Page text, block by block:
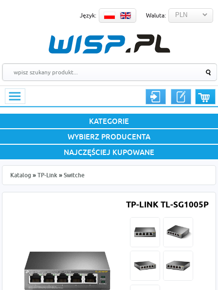
Język: Waluta:
KATEGORIE
WYBIERZ PRODUCENTA
NAJCZĘŚCIEJ KUPOWANE
Katalog » TP-Link » Switche
TP-LINK TL-SG1005P